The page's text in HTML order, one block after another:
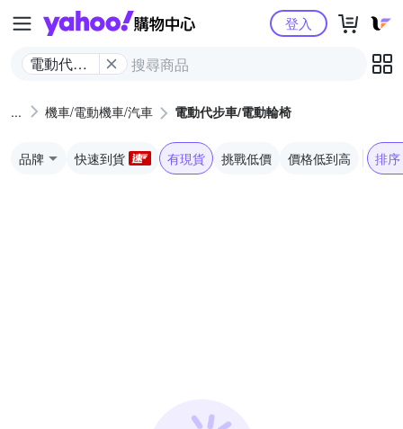
Yahoo購物中心
電動代步
椅
登入
機車/電動機車/汽車 電動代步車/電動輪椅
品牌 快速到貨 有現貨 挑戰低價 價格低到高 排序